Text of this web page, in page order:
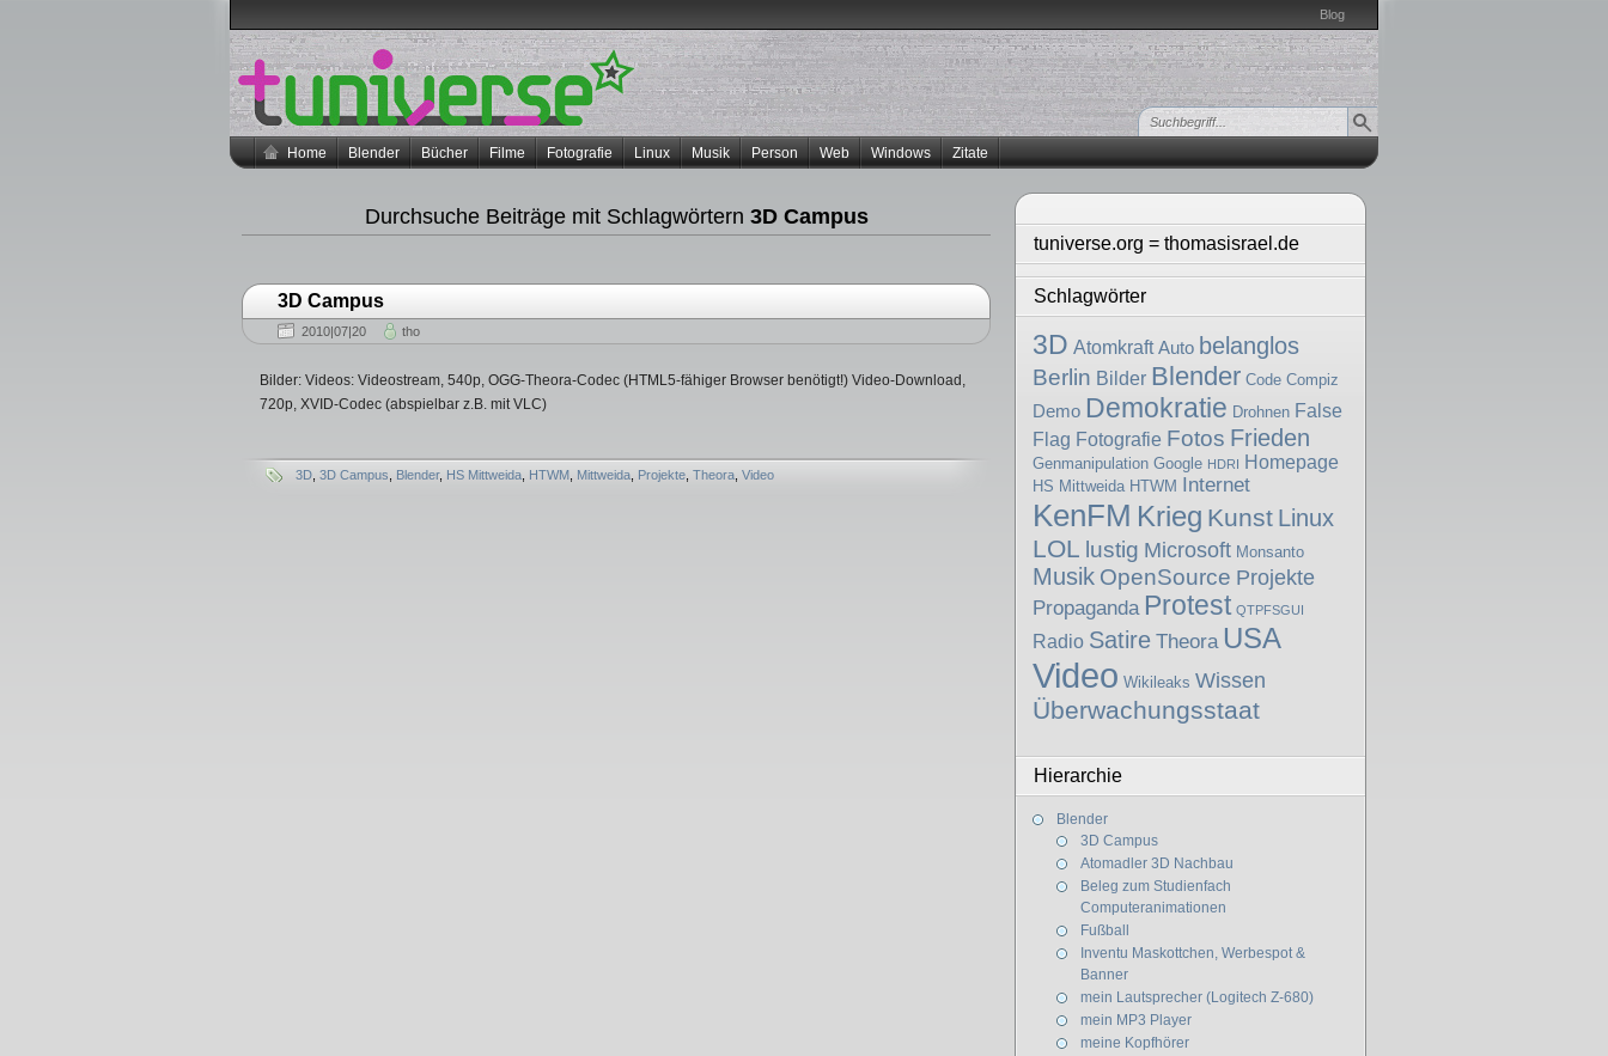
Blog
Home Blender Bücher Filme Fotografie Linux Musik Person Web Windows Zitate
Durchsuche Beiträge mit Schlagwörtern 3D Campus
3D Campus
2010|07|20 tho
Bilder: Videos: Videostream, 540p, OGG-Theora-Codec (HTML5-fähiger Browser benötigt!) Video-Download,
720p, XVID-Codec (abspielbar z.B. mit VLC)
3D 3D Campus Blender, HS Mittweida HTWM Mittweida Projekte Theora Video
tuniverse.org = thomasisrael.de
Schlagwörter
3D Atomkraft Auto belanglos
Berlin Bilder Blender Code Compiz
Demo Demokratie Drohnen False
Flag Fotografie Fotos Frieden
Genmanipulation Google HDRI Homepage
HS Mittweida HTWM Internet
KenFM Krieg Kunst Linux
LOL lustig Microsoft Monsanto
Musik OpenSource Projekte
Propaganda Protest QTPFSGUI
Radio Satire Theora USA
Video Wikileaks Wissen
Überwachungsstaat
Hierarchie
Blender
3D Campus
Atomadler 3D Nachbau
Beleg zum Studienfach
Computeranimationen
Fußball
Inventu Maskottchen, Werbespot &
Banner
mein Lautsprecher (Logitech Z-680)
mein MP3 Player
meine Kopfhörer